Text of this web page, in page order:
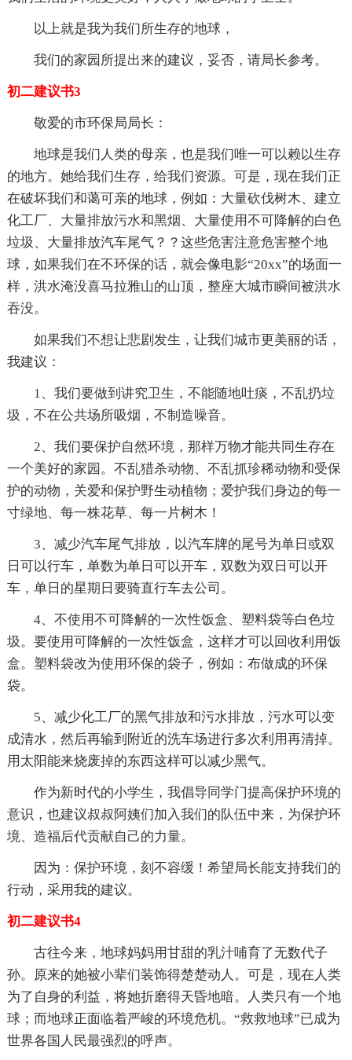
以上就是我为我们所生存的地球，
我们的家园所提出来的建议，妥否，请局长参考。
初二建议书3
敬爱的市环保局局长：
地球是我们人类的母亲，也是我们唯一可以赖以生存
的地方。她给我们生存，给我们资源。可是，现在我们正
在破坏我们和蔼可亲的地球，例如：大量砍伐树木、建立
化工厂、大量排放污水和黑烟、大量使用不可降解的白色
垃圾、大量排放汽车尾气？？这些危害注意危害整个地
球，如果我们在不环保的话，就会像电影“20xx”的场面一
样，洪水淹没喜马拉雅山的山顶，整座大城市瞬间被洪水
吞没。
如果我们不想让悲剧发生，让我们城市更美丽的话，
我建议：
1、我们要做到讲究卫生，不能随地吐痰，不乱扔垃
圾，不在公共场所吸烟，不制造噪音。
2、我们要保护自然环境，那样万物才能共同生存在
一个美好的家园。不乱猎杀动物、不乱抓珍稀动物和受保
护的动物，关爱和保护野生动植物；爱护我们身边的每一
寸绿地、每一株花草、每一片树木！
3、减少汽车尾气排放，以汽车牌的尾号为单日或双
日可以行车，单数为单日可以开车，双数为双日可以开
车，单日的星期日要骑直行车去公司。
4、不使用不可降解的一次性饭盒、塑料袋等白色垃
圾。要使用可降解的一次性饭盒，这样才可以回收利用饭
盒。塑料袋改为使用环保的袋子，例如：布做成的环保
袋。
5、减少化工厂的黑气排放和污水排放，污水可以变
成清水，然后再输到附近的洗车场进行多次利用再清掉。
用太阳能来烧废掉的东西这样可以减少黑气。
作为新时代的小学生，我倡导同学门提高保护环境的
意识，也建议叔叔阿姨们加入我们的队伍中来，为保护环
境、造福后代贡献自己的力量。
因为：保护环境，刻不容缓！希望局长能支持我们的
行动，采用我的建议。
初二建议书4
古往今来，地球妈妈用甘甜的乳汁哺育了无数代子
孙。原来的她被小辈们装饰得楚楚动人。可是，现在人类
为了自身的利益，将她折磨得天昏地暗。人类只有一个地
球；而地球正面临着严峻的环境危机。“救救地球”已成为
世界各国人民最强烈的呼声。